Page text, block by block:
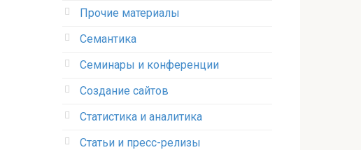
Прочие материалы
Семантика
Семинары и конференции
Создание сайтов
Статистика и аналитика
Статьи и пресс-релизы